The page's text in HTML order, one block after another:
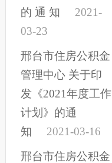
的 通 知
2021-
03-23
邢台市住房公积金
管理中心 关于印
发《2021年度工作
计划》的通
知
2021-03-16
邢台市住房公积金